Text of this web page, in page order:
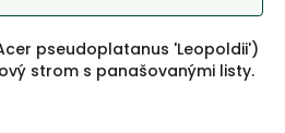
pseudoplatanus 'Leopoldii')
strom s panašovanými listy.